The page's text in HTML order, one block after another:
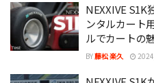
NEXXIVE S1K
ンタルカート
ルでカートの
BY藤松 楽久